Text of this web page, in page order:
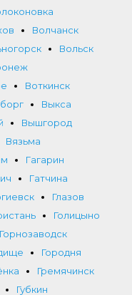
Волчанск
Вольск
Воткинск
Выкса
Вышгород
Вязьма
Гагарин
Гатчина
Глазов
Голицыно
Горнозаводск
Городня
Гремячинск
Губкин